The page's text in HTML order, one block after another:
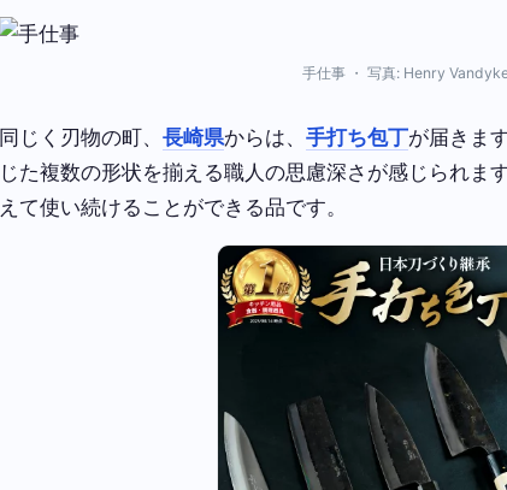
手仕事 ・ 写真: Henry
同じく刃物の町、長崎県からは、手打ち包丁が届きま
じた複数の形状を揃える職人の思慮深さが感じられま
えて使い続けることができる品です。